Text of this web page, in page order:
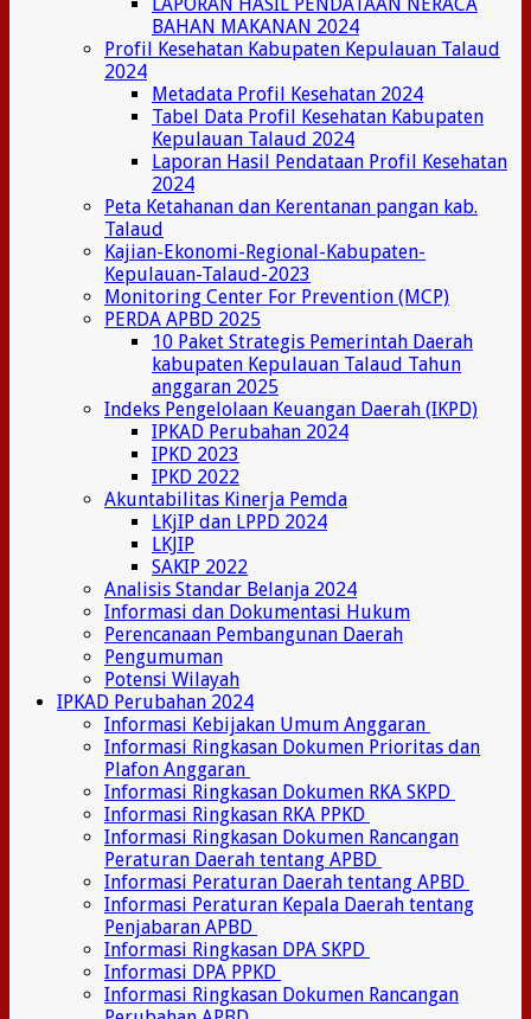
BAHAN MAKANAN 2024
Profil Kesehatan Kabupaten Kepulauan Talaud
2024
Metadata Profil Kesehatan 2024
Tabel Data Profil Kesehatan Kabupaten
Kepulauan Talaud 2024
Laporan Hasil Pendataan Profil Kesehatan
2024
Peta Ketahanan dan Kerentanan pangan kab.
Talaud
Kajian-Ekonomi-Regional-Kabupaten-
Kepulauan-Talaud-2023
Monitoring Center For Prevention (MCP)
PERDA APBD 2025
10 Paket Strategis Pemerintah Daerah
kabupaten Kepulauan Talaud Tahun
anggaran 2025
Indeks Pengelolaan Keuangan Daerah (IKPD)
IPKAD Perubahan 2024
IPKD 2023
IPKD 2022
Akuntabilitas Kinerja Pemda
LKjIP dan LPPD 2024
LKJIP
SAKIP 2022
Analisis Standar Belanja 2024
Informasi dan Dokumentasi Hukum
Perencanaan Pembangunan Daerah
Pengumuman
Potensi Wilayah
IPKAD Perubahan 2024
Informasi Kebijakan Umum Anggaran
Informasi Ringkasan Dokumen Prioritas dan
Plafon Anggaran
Informasi Ringkasan Dokumen RKA SKPD
Informasi Ringkasan RKA PPKD
Informasi Ringkasan Dokumen Rancangan
Peraturan Daerah tentang APBD
Informasi Peraturan Daerah tentang APBD
Informasi Peraturan Kepala Daerah tentang
Penjabaran APBD
Informasi Ringkasan DPA SKPD
Informasi DPA PPKD
Informasi Ringkasan Dokumen Rancangan